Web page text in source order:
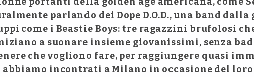
parlando dei Dope D.O.D., una band
come i Beastie Boys: tre ragazzini brufolosi
a suonare insieme giovanissimi, senza
che vogliono fare, per raggiungere quasi
abbiamo incontrati a Milano in occasione del